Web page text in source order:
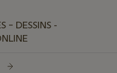
– DESSINS -